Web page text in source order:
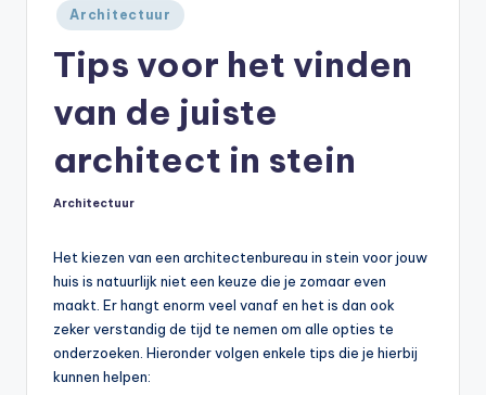
Geplaatst
in
Architectuur
Tips voor het vinden
van de juiste
architect in stein
Geplaatst
Architectuur
Het kiezen van een architectenbureau in stein voor jouw
huis is natuurlijk niet een keuze die je zomaar even
maakt. Er hangt enorm veel vanaf en het is dan ook
zeker verstandig de tijd te nemen om alle opties te
onderzoeken. Hieronder volgen enkele tips die je hierbij
kunnen helpen: